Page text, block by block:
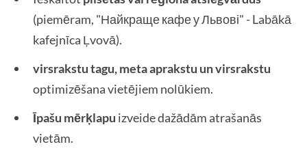
(piemēram, "Найкраще кафе у Львові" - Labākā
kafejnīca Ļvovā).
virsrakstu tagu, meta aprakstu un virsrakstu
optimizēšana vietējiem nolūkiem.
Īpašu mērķlapu izveide dažādām atrašanās
vietām.